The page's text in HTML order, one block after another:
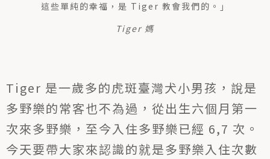
這些單純的幸福，是 Tiger 教會我們的。
」
Tiger 媽
Tiger 是一歲多的虎斑臺灣犬小男孩，說是
多野樂的常客也不為過，從出生六個月第一
次來多野樂，至今入住多野樂已經 6,7 次。
今天要帶大家來認識的就是多野樂入住次數